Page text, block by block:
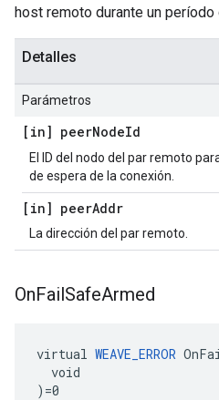
host remoto durante un período
Detalles
Parámetros
[in] peerNodeId
El ID del nodo del par remoto
de espera de la conexión.
[in] peerAddr
La dirección del par remoto.
OnFailSafeArmed
virtual WEAVE_ERROR
  void
)=0